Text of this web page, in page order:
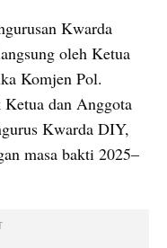
Kwarda
oleh Ketua
Komjen Pol.
dan Anggota
Kwarda DIY,
masa bakti 2025–